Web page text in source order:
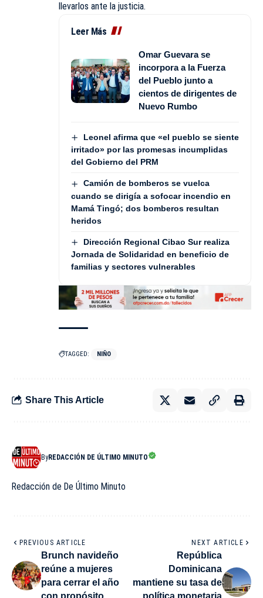
llevarlos ante la justicia.
Leer Más
Omar Guevara se
incorpora a la Fuerza
del Pueblo junto a
cientos de dirigentes de
Nuevo Rumbo
Leonel afirma que «el pueblo se siente
irritado» por las promesas incumplidas
del Gobierno del PRM
Camión de bomberos se vuelca
cuando se dirigía a sofocar incendio en
Mamá Tingó; dos bomberos resultan
heridos
Dirección Regional Cibao Sur realiza
Jornada de Solidaridad en beneficio de
familias y sectores vulnerables
TAGGED: NIÑO
Share This Article
ByREDACCIÓN DE ÚLTIMO MINUTO
Redacción de De Último Minuto
PREVIOUS ARTICLE
Brunch navideño
reúne a mujeres
para cerrar el año
con propósito
NEXT ARTICLE
República
Dominicana
mantiene su tasa de
política monetaria